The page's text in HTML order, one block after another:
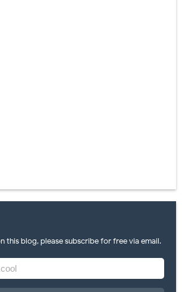
this blog, please subscribe for free via email.